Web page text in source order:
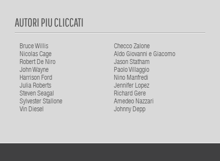
AUTORI PIU CLICCATI
Bruce Willis
Checco Zalone
Nicolas Cage
Aldo Giovanni e Giacomo
Robert De Niro
Jason Statham
John Wayne
Paolo Villaggio
Harrison Ford
Nino Manfredi
Julia Roberts
Jennifer Lopez
Steven Seagal
Richard Gere
Sylvester Stallone
Amedeo Nazzari
Vin Diesel
Johnny Depp